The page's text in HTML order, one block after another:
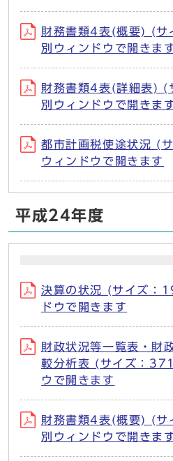
財務書類4表(概要) (
別ウィンドウで開きま
財務書類4表(詳細表)
別ウィンドウで開きま
都市計画税使途状況 (
ウィンドウで開きます
平成24年度
決算の状況 (サイズ：
ドウで開きます
財政状況等一覧表・財
較分析表 (サイズ：
ウで開きます
財務書類4表(概要) (
別ウィンドウで開きま